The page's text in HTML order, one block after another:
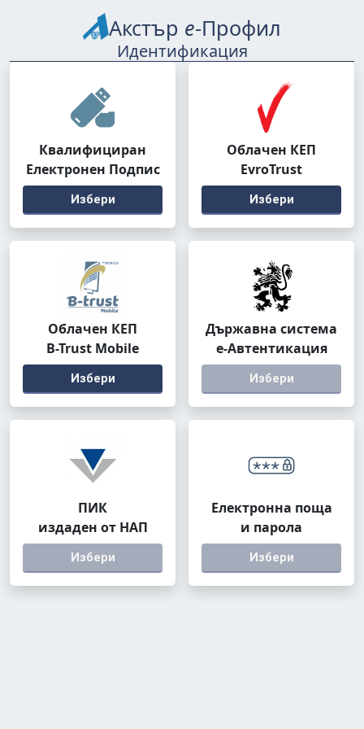
Акстър е-Профил
Идентификация
Квалифициран
Електронен Подпис
Избери
Облачен КЕП
EvroTrust
Избери
Облачен КЕП
B-Trust Mobile
Избери
Държавна система
е-Автентикация
Избери
ПИК
издаден от НАП
Избери
Електронна поща
и парола
Избери